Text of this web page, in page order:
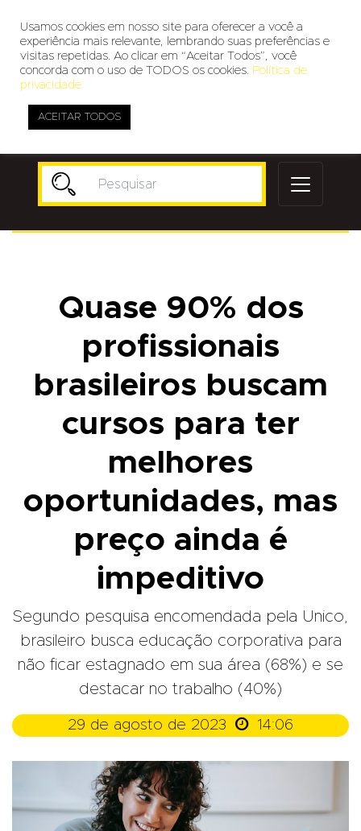
Quase 90% dos
profissionais
brasileiros buscam
cursos para ter
melhores
oportunidades, mas
preço ainda é
impeditivo
Segundo pesquisa encomendada pela Unico,
brasileiro busca educação corporativa para
não ficar estagnado em sua área (68%) e se
destacar no trabalho (40%)
29 de agosto de 2023  14:06
Usamos cookies em nosso site para oferecer a você a
experiência mais relevante, lembrando suas preferências e
visitas repetidas. Ao clicar em “Aceitar Todos”, você
concorda com o uso de TODOS os cookies. Política de
privacidade
ACEITAR TODOS